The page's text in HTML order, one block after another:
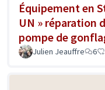
Équipement en
UN » réparation
pompe de
Julien Jeauffre 6